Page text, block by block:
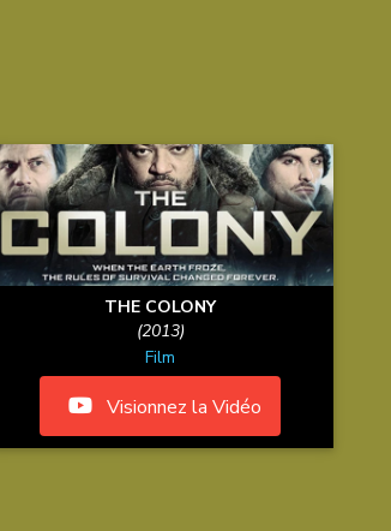
THE COLONY
(2013)
Film
Visionnez la Vidéo